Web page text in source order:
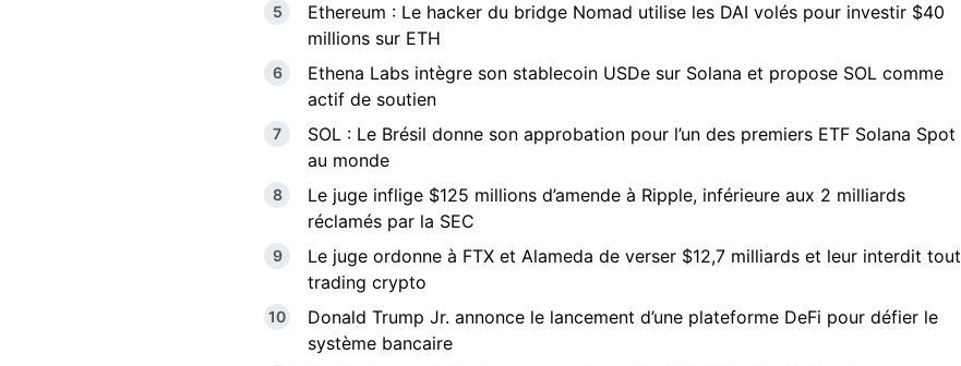
Ethereum : Le hacker du bridge Nomad utilise les DAI volés pour investir $40
millions sur ETH
Ethena Labs intègre son stablecoin USDe sur Solana et propose SOL comme
actif de soutien
SOL : Le Brésil donne son approbation pour l’un des premiers ETF Solana Spot
au monde
Le juge inflige $125 millions d’amende à Ripple, inférieure aux 2 milliards
réclamés par la SEC
Le juge ordonne à FTX et Alameda de verser $12,7 milliards et leur interdit tout
trading crypto
Donald Trump Jr. annonce le lancement d’une plateforme DeFi pour défier le
système bancaire